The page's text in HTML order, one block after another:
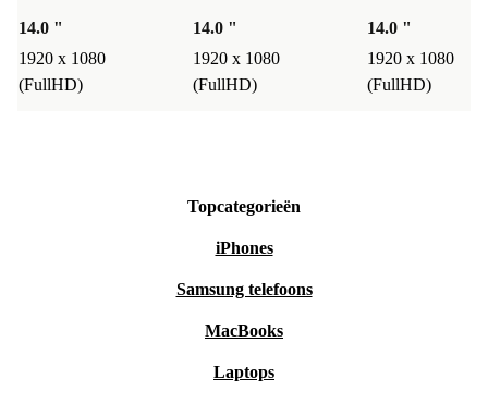
14.0 "
1920 x 1080
(FullHD)
14.0 "
1920 x 1080
(FullHD)
14.0 "
1920 x 1080
(FullHD)
Topcategorieën
iPhones
Samsung telefoons
MacBooks
Laptops